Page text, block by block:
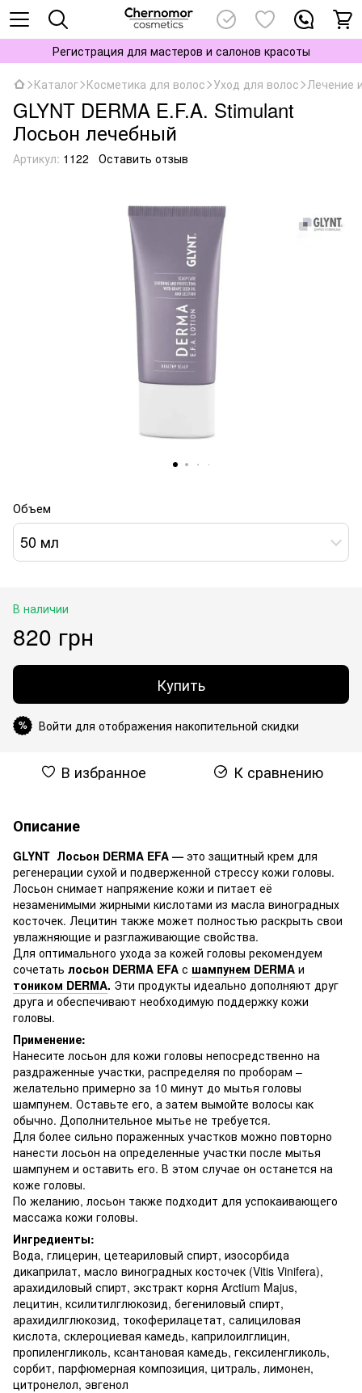
Регистрация для мастеров и салонов красоты
Каталог Косметика для волос Уход для волос Лечение
GLYNT DERMA E.F.A. Stimulant
Лосьон лечебный
Артикул: 1122 Оставить отзыв
Объем
50 мл
В наличии
820 грн
Купить
% Войти для отображения накопительной скидки
В избранное К сравнению
Описание
GLYNT Лосьон DERMA EFA — это защитный крем для
регенерации сухой и подверженной стрессу кожи головы.
Лосьон снимает напряжение кожи и питает её
незаменимыми жирными кислотами из масла виноградных
косточек. Лецитин также может полностью раскрыть свои
увлажняющие и разглаживающие свойства.
Для оптимального ухода за кожей головы рекомендуем
сочетать лосьон DERMA EFA с шампунем DERMA и
тоником DERMA. Эти продукты идеально дополняют друг
друга и обеспечивают необходимую поддержку кожи
головы.
Применение:
Нанесите лосьон для кожи головы непосредственно на
раздраженные участки, распределяя по проборам –
желательно примерно за 10 минут до мытья головы
шампунем. Оставьте его, а затем вымойте волосы как
обычно. Дополнительное мытье не требуется.
Для более сильно пораженных участков можно повторно
нанести лосьон на определенные участки после мытья
шампунем и оставить его. В этом случае он останется на
коже головы.
По желанию, лосьон также подходит для успокаивающего
массажа кожи головы.
Ингредиенты:
Вода, глицерин, цетеариловый спирт, изосорбида
дикаприлат, масло виноградных косточек (Vitis Vinifera),
арахидиловый спирт, экстракт корня Arctium Majus,
лецитин, ксилитилглюкозид, бегениловый спирт,
арахидилглюкозид, токоферилацетат, салициловая
кислота, склероциевая камедь, каприлоилглицин,
пропиленгликоль, ксантановая камедь, гексиленгликоль,
сорбит, парфюмерная композиция, цитраль, лимонен,
цитронелол, эвгенол